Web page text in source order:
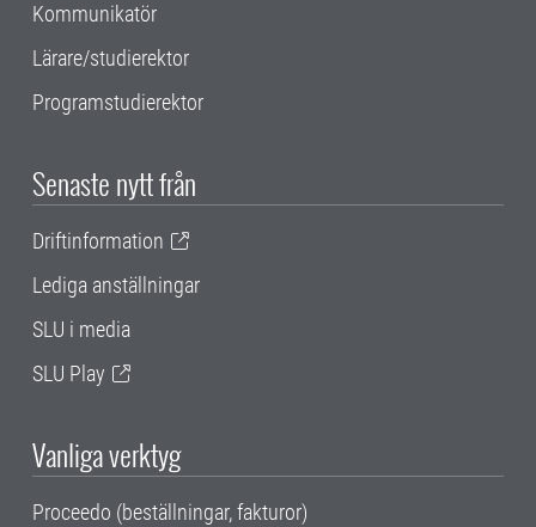
Kommunikatör
Lärare/studierektor
Programstudierektor
Senaste nytt från
Driftinformation
Lediga anställningar
SLU i media
SLU Play
Vanliga verktyg
Proceedo (beställningar, fakturor)